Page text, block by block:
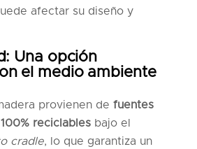
afectar su diseño y
Una opción
el medio ambiente
provienen de fuentes
reciclables bajo el
cradle, lo que garantiza un